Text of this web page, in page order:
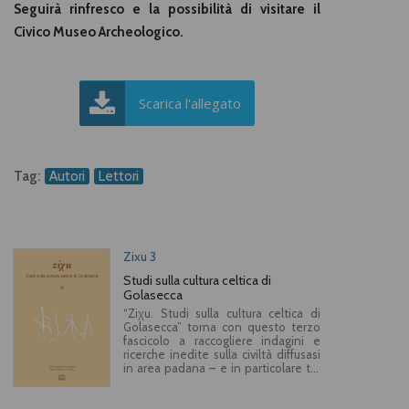
Seguirà rinfresco e la possibilità di visitare il
Civico Museo Archeologico.
Scarica l'allegato
Tag: Autori Lettori
Zixu 3
Studi sulla cultura celtica di
Golasecca
“Ziχu. Studi sulla cultura celtica di
Golasecca” torna con questo terzo
fascicolo a raccogliere indagini e
ricerche inedite sulla civiltà diffusasi
in area padana – e in particolare tra